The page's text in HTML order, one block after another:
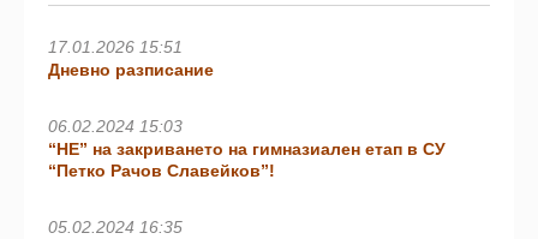
17.01.2026 15:51
Дневно разписание
06.02.2024 15:03
“НЕ” на закриването на гимназиален етап в СУ
“Петко Рачов Славейков”!
05.02.2024 16:35